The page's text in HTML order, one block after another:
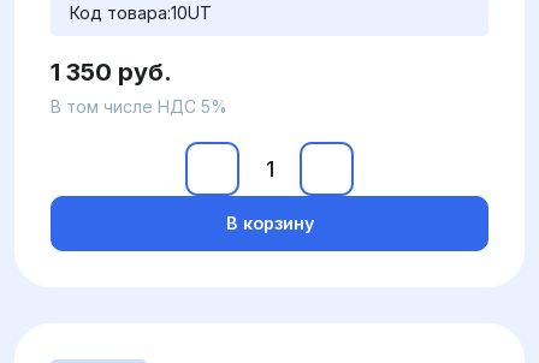
Код товара:10UT
1 350 руб.
В том числе НДС 5%
В корзину